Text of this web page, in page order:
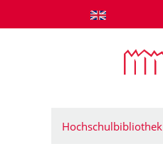
zum Inhalt springen
Hochschulbibliothek